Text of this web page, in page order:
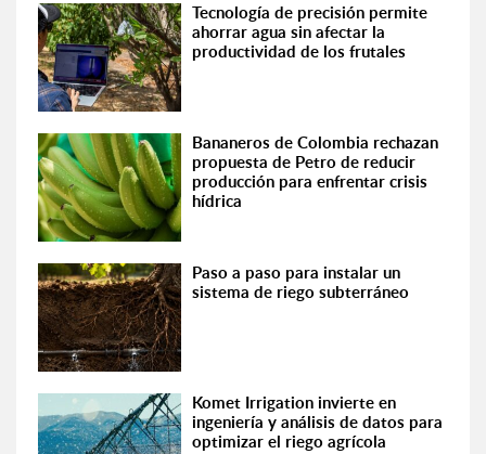
Tecnología de precisión permite
ahorrar agua sin afectar la
productividad de los frutales
Bananeros de Colombia rechazan
propuesta de Petro de reducir
producción para enfrentar crisis
hídrica
Paso a paso para instalar un
sistema de riego subterráneo
Komet Irrigation invierte en
ingeniería y análisis de datos para
optimizar el riego agrícola